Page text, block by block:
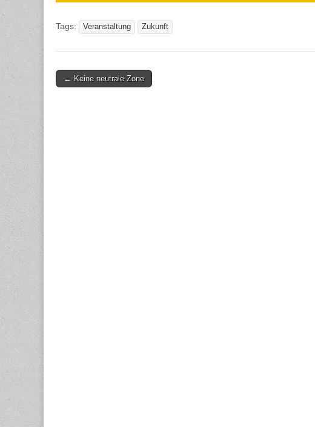
Tags: Veranstaltung Zukunft
Post
← Keine neutrale Zone